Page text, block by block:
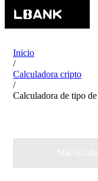
Inicio
/
Calculadora cripto
/
Calculadora de tipo